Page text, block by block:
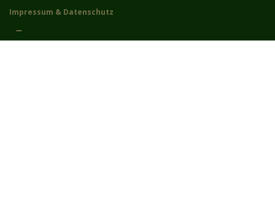
Impressum & Datenschutz